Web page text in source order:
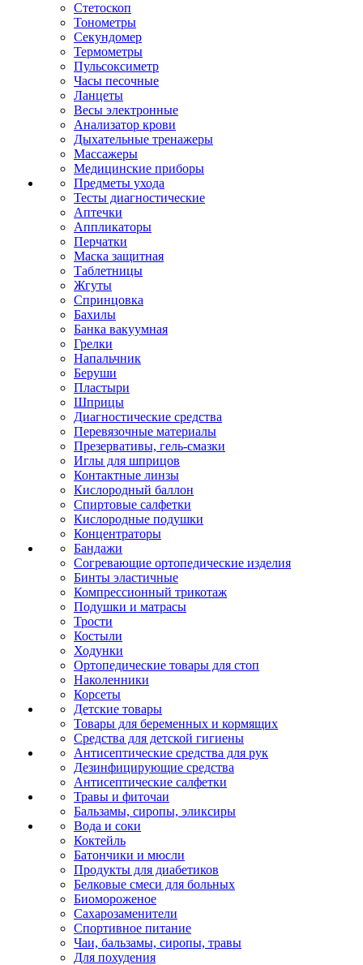
Стетоскоп
Тонометры
Секундомер
Термометры
Пульсоксиметр
Часы песочные
Ланцеты
Весы электронные
Анализатор крови
Дыхательные тренажеры
Массажеры
Медицинские приборы
Предметы ухода
Тесты диагностические
Аптечки
Аппликаторы
Перчатки
Маска защитная
Таблетницы
Жгуты
Спринцовка
Бахилы
Банка вакуумная
Грелки
Напальчник
Беруши
Пластыри
Шприцы
Диагностические средства
Перевязочные материалы
Презервативы, гель-смазки
Иглы для шприцов
Контактные линзы
Кислородный баллон
Спиртовые салфетки
Кислородные подушки
Концентраторы
Бандажи
Согревающие ортопедические изделия
Бинты эластичные
Компрессионный трикотаж
Подушки и матрасы
Трости
Костыли
Ходунки
Ортопедические товары для стоп
Наколенники
Корсеты
Детские товары
Товары для беременных и кормящих
Средства для детской гигиены
Антисептические средства для рук
Дезинфицирующие средства
Антисептические салфетки
Травы и фиточаи
Бальзамы, сиропы, эликсиры
Вода и соки
Коктейль
Батончики и мюсли
Продукты для диабетиков
Белковые смеси для больных
Биомороженое
Сахарозаменители
Спортивное питание
Чаи, бальзамы, сиропы, травы
Для похудения